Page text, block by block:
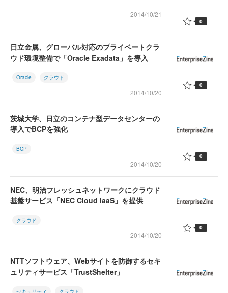
2014/10/21
0
日立金属、グローバル対応のプライベートクラ
ウド環境整備で「Oracle Exadata」を導入
Oracle クラウド
2014/10/20
0
茨城大学、日立のコンテナ型データセンターの
導入でBCPを強化
BCP
2014/10/20
0
NEC、明治フレッシュネットワークにクラウド
基盤サービス「NEC Cloud IaaS」を提供
クラウド
2014/10/20
0
NTTソフトウェア、Webサイトを防御するセキ
ュリティサービス「TrustShelter」
セキュリティ クラウド